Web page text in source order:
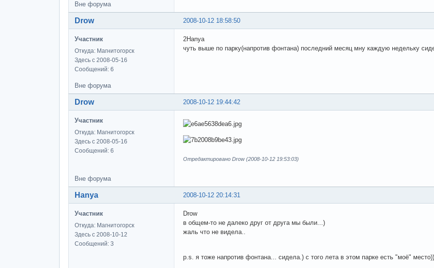
Вне форума
2008-10-12 18:58:50
Drow
Участник
Откуда: Магнитогорск
Здесь с 2008-05-16
Сообщений: 6
2Hanya
чуть выше по парку(напротив фонтана) последний месяц мну каждую недельку
Вне форума
2008-10-12 19:44:42
Drow
Участник
Откуда: Магнитогорск
Здесь с 2008-05-16
Сообщений: 6
Отредактировано Drow (2008-10-12 19:53:03)
Вне форума
2008-10-12 20:14:31
Hanya
Участник
Откуда: Магнитогорск
Здесь с 2008-10-12
Сообщений: 3
Drow
в общем-то не далеко друг от друга мы были...)
жаль что не видела..
p.s. я тоже напротив фонтана... сидела.) с того лета в этом парке есть "моё"